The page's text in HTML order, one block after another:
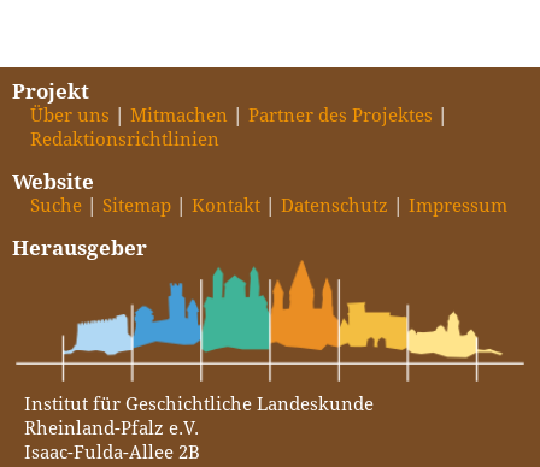
Projekt
Über uns Mitmachen
Partner des Projektes
Redaktionsrichtlinien
Website
Suche Sitemap Kontakt Datenschutz Impressum
Herausgeber
Institut für Geschichtliche Landeskunde
Rheinland-Pfalz e.V.
Isaac-Fulda-Allee 2B